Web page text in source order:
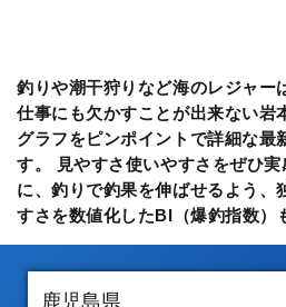
釣りや潮干狩りなど海のレジャー
仕事にも欠かすことが出来ない岩
グラフをピンポイントで詳細な最
す。 見やすさ使いやすさをぜひ
に、釣りで釣果を伸ばせるよう、
すさを数値化したBI（爆釣指数）